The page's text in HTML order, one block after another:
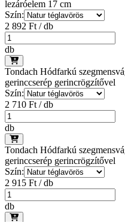
lezáróelem 17 cm
Szín:
2 892 Ft / db
db
Tondach Hódfarkú
gerinccserép gerincrögzítővel
Szín:
2 710 Ft / db
db
Tondach Hódfarkú
gerinccserép gerincrögzítővel
Szín:
2 915 Ft / db
db